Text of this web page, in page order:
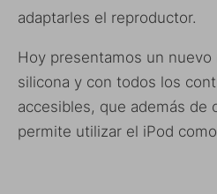
adaptarles el reproductor.
Hoy presentamos un
silicona y con todos los
accesibles, que además de
permite utilizar el iPod